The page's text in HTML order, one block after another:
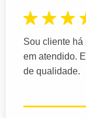
Sou cliente há
em atendido.
de qualidade.